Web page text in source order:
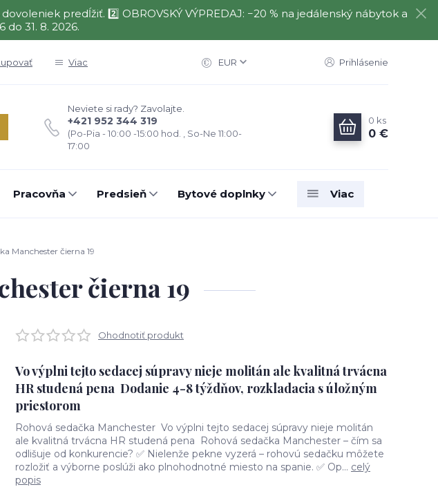
predĺžiť. 2️⃣ OBROVSKÝ VÝPREDAJ: −20 % na jedálenský nábytok a
31. 8. 2026.
Viac EUR Prihlásenie
Neviete si rady? Zavolajte.
+421 952 344 319
(Po-Pia - 10:00 -15:00 hod. , So-Ne 11:00-
17:00
0 ks
0 €
Pracovňa Predsieň Bytové doplnky Viac
Manchester čierna 19
čierna 19
Ohodnotiť produkt
Vo výplni tejto sedacej súpravy nieje molitán ale kvalitná trvácna
HR studená pena Dodanie 4-8 týždňov, rozkladacia s úložným
priestorom
Rohová sedačka Manchester Vo výplni tejto sedacej súpravy nieje molitán
ale kvalitná trvácna HR studená pena Rohová sedačka Manchester – čím sa
odlišuje od konkurencie? ✅ Nielenže pekne vyzerá – rohovú sedačku môžete
rozložiť a výborne poslúži ako plnohodnotné miesto na spanie. ✅ Op... celý
popis